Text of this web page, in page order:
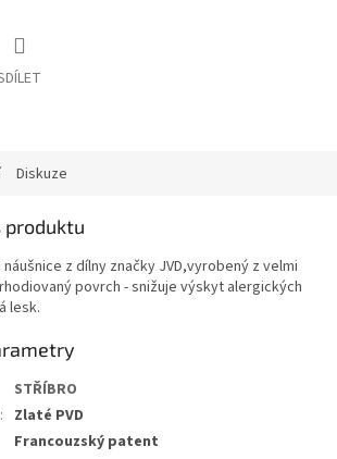
Diskuze
produktu
z dílny značky JVD,vyrobený z velmi
povrch - snižuje výskyt alergických
lesk.
STŘÍBRO
: Zlaté PVD
Francouzský patent